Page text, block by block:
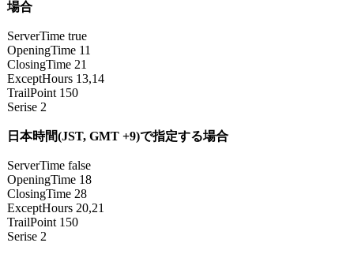
場合
ServerTime true
OpeningTime 11
ClosingTime 21
ExceptHours 13,14
TrailPoint 150
Serise 2
日本時間(JST, GMT +9)で指定する場合
ServerTime false
OpeningTime 18
ClosingTime 28
ExceptHours 20,21
TrailPoint 150
Serise 2